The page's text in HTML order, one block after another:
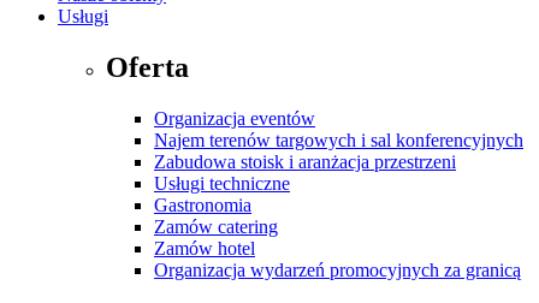
Usługi
Oferta
Organizacja eventów
Najem terenów targowych i sal konferencyjnych
Zabudowa stoisk i aranżacja przestrzeni
Usługi techniczne
Gastronomia
Zamów catering
Zamów hotel
Organizacja wydarzeń promocyjnych za granicą